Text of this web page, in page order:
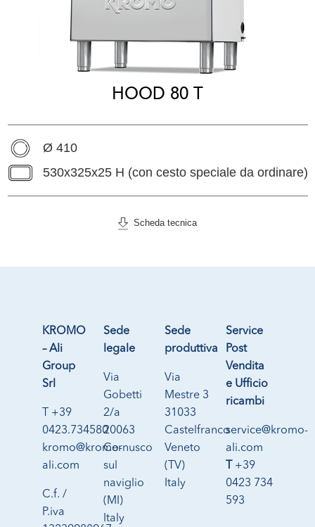
HOOD 80 T
Ø 410
530x325x25 H (con cesto speciale da ordinare)
Scheda tecnica
KROMO
– Ali
Group
Srl
T +39
0423.734580
kromo@kromo-
ali.com
C.f. /
P.iva
Sede
legale
Via
Gobetti
2/a
20063
Cernusco
sul
naviglio
(MI)
Italy
Sede
produttiva
Via
Mestre 3
31033
Castelfranco
Veneto
(TV)
Italy
Service
Post
Vendita
e Ufficio
ricambi
service@kromo-
ali.com
T +39
0423 734
593